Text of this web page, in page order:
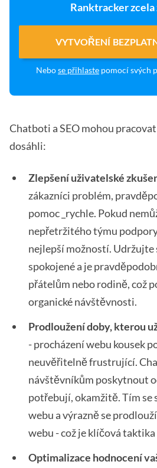
Ranktracker zcela
VYTVOŘENÍ
Nebose přihlaste pomocí svých
Chatboti a SEO mohou
dosáhli:
Zlepšení uživatelské
zákazníci problém,
pomoc _rychle. Pokud
nepřetržitého týmu
nejlepší možností. Udržujte
spokojené a je
přátelům nebo rodině, což
organické návštěvnosti.
Prodloužení doby, kterou
- procházení webu kousek
neuvěřitelně frustrující.
návštěvníkům poskytnout
potřebují, okamžitě. Tím se
webu a výrazně se
webu - což je klíčová taktika
Optimalizace hodnocení